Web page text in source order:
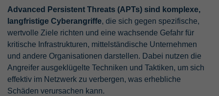
Advanced Persistent Threats (APTs) sind komplexe,
langfristige Cyberangriffe, die sich gegen spezifische,
wertvolle Ziele richten und eine wachsende Gefahr für
kritische Infrastrukturen, mittelständische Unternehmen
und andere Organisationen darstellen. Dabei nutzen die
Angreifer ausgeklügelte Techniken und Taktiken, um sich
effektiv im Netzwerk zu verbergen, was erhebliche
Schäden verursachen kann.